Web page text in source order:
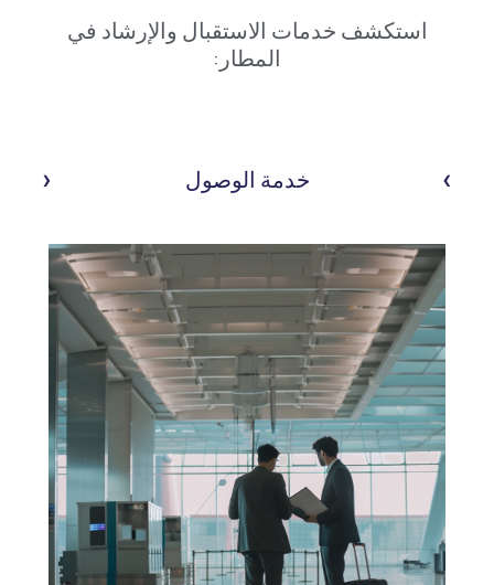
استكشف خدمات الاستقبال والإرشاد في
المطار:
‹ خدمة الوصول ›